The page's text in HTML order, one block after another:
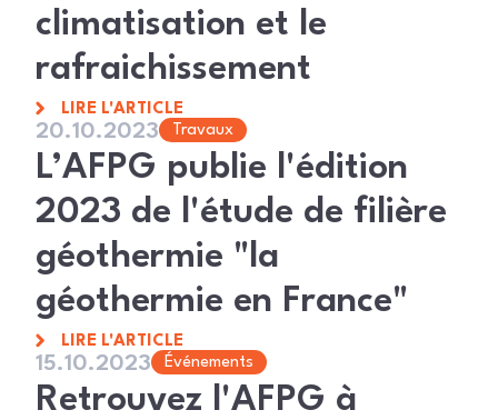
climatisation et le
rafraichissement
LIRE L'ARTICLE
20.10.2023 Travaux
L’AFPG publie l'édition
2023 de l'étude de filière
géothermie "la
géothermie en France"
LIRE L'ARTICLE
15.10.2023 Événements
Retrouvez l'AFPG à